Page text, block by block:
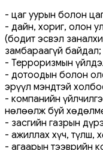
- цаг уурын болон
- дайн, хориг, олон
(бодит эсвэл
замбараагүй байдал;
- Терроризмын
- дотоодын болон
эрүүл мэндтэй
- компанийн
нөлөөлж буй
- засгийн газрын
- ажиллах хүч, түлш,
- агаарын тээврийн